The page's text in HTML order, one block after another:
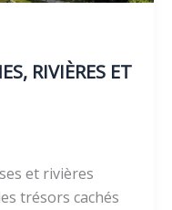
RIVIÈRES ET
et rivières
trésors cachés